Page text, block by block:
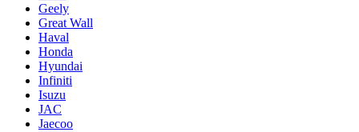
Geely
Great Wall
Haval
Honda
Hyundai
Infiniti
Isuzu
JAC
Jaecoo